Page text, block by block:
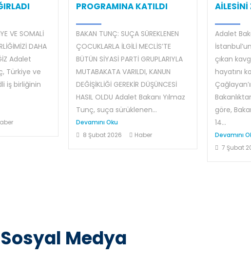
VE SOMALİ
DAHA
Adalet
Türkiye ve
iş birliğinin
PROGRAMINA KATILDI
BAKAN TUNÇ: SUÇA SÜREKLENEN
ÇOCUKLARLA İLGİLİ MECLİS’TE
BÜTÜN SİYASİ PARTİ GRUPLARIYLA
MUTABAKATA VARILDI, KANUN
DEĞİŞİKLİĞİ GEREKİR DÜŞÜNCESİ
HASIL OLDU Adalet Bakanı Yılmaz
Tunç, suça sürüklenen...
Devamını Oku
8 Şubat 2026
Haber
AİLESİNİ
Adalet
çıkan
hayatını
göre,
14...
Devamını
7 Şubat
Sosyal Medya